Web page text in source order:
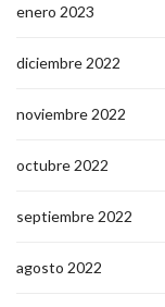
enero 2023
diciembre 2022
noviembre 2022
octubre 2022
septiembre 2022
agosto 2022